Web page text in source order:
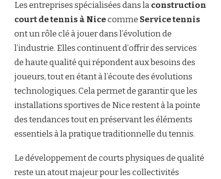
Les entreprises spécialisées dans laconstruction
court de tennis à Nicecomme Service tennis
ont un rôle clé à jouer dans l’évolution de
l’industrie. Elles continuent d’offrir des services
de haute qualité qui répondent aux besoins des
joueurs, tout en étant à l’écoute des évolutions
technologiques. Cela permet de garantir que les
installations sportives de Nice restent à la pointe
des tendances tout en préservant les éléments
essentiels à la pratique traditionnelle du tennis.
Le développement de courts physiques de qualité
reste un atout majeur pour les collectivités